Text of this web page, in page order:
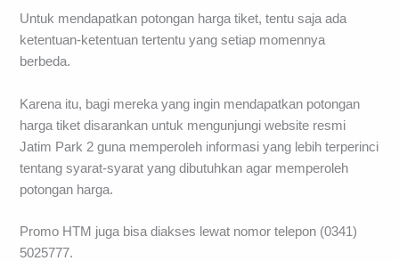
Untuk mendapatkan potongan harga tiket, tentu saja ada
ketentuan-ketentuan tertentu yang setiap momennya
berbeda.
Karena itu, bagi mereka yang ingin mendapatkan potongan
harga tiket disarankan untuk mengunjungi website resmi
Jatim Park 2 guna memperoleh informasi yang lebih terperinci
tentang syarat-syarat yang dibutuhkan agar memperoleh
potongan harga.
Promo HTM juga bisa diakses lewat nomor telepon (0341)
5025777.